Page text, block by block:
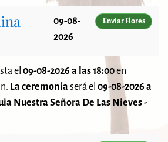
09-08-
2026
Enviar Flores
el 09-08-2026 a las 18:00en
La ceremoniaserá el 09-08-2026 a
Nuestra Señora De Las Nieves -